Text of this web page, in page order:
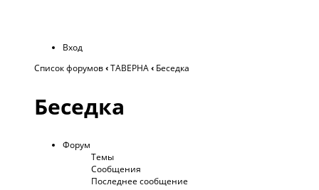
Вход
Список форумов‹ТАВЕРНА‹ Беседка
Беседка
Форум
Темы
Сообщения
Последнее сообщение